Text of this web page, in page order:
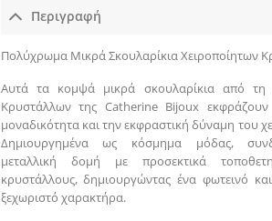
Περιγραφή
Πολύχρωμα Μικρά Σκουλαρίκια Χειροποίητων
Αυτά τα κομψά μικρά σκουλαρίκια από τη
Κρυστάλλων της Catherine Bijoux εκφράζουν
μοναδικότητα και την εκφραστική δύναμη του
Δημιουργημένα ως κόσμημα μόδας,
μεταλλική δομή με προσεκτικά
κρυστάλλους, δημιουργώντας ένα φωτεινό
ξεχωριστό χαρακτήρα.